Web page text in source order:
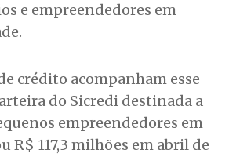
e empreendedores em
crédito acompanham esse
do Sicredi destinada a
empreendedores em
R$ 117,3 milhões em abril de